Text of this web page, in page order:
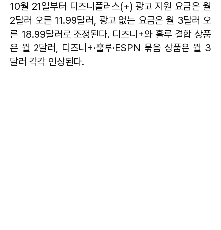
10월 21일부터 디즈니플러스(+) 광고 지원 요금은 월
2달러 오른 11.99달러, 광고 없는 요금은 월 3달러 오
른 18.99달러로 조정된다. 디즈니+와 훌루 결합 상품
은 월 2달러, 디즈니+·훌루·ESPN 묶음 상품은 월 3
달러 각각 인상된다.